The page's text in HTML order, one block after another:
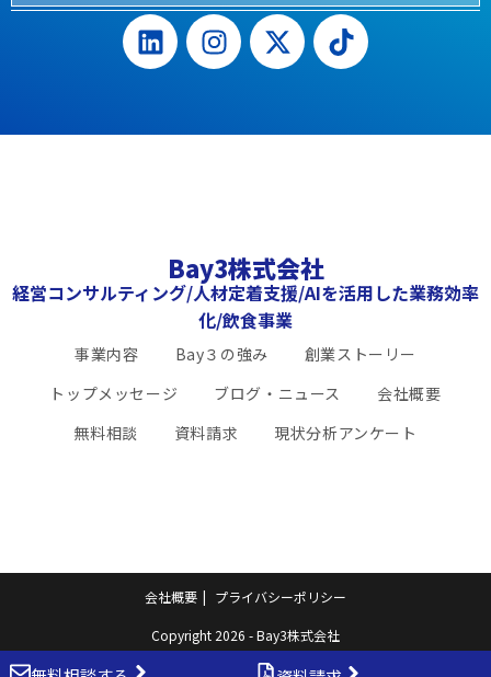
Bay3株式会社
経営コンサルティング/人材定着支援/AIを活用した業務効率
化/飲食事業
事業内容 Bay３の強み
創業ストーリー
トップメッセージ
ブログ・ニュース
会社概要
無料相談
資料請求 現状分析アンケート
会社概要 プライバシーポリシー
Copyright 2026 - Bay3株式会社